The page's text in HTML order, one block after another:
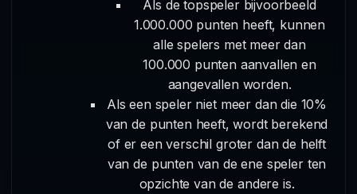
Als de topspeler bijvoorbeeld
1.000.000 punten heeft, kunnen
alle spelers met meer dan
100.000 punten aanvallen en
aangevallen worden.
Als een speler niet meer dan die 10%
van de punten heeft, wordt berekend
of er een verschil groter dan de helft
van de punten van de ene speler ten
opzichte van de andere is.